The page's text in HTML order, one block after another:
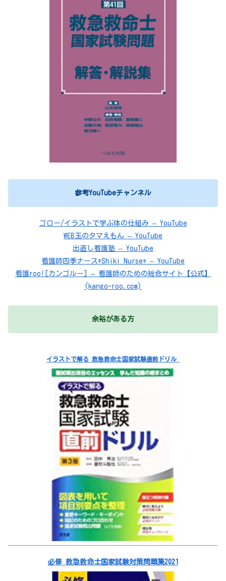
参考YouTubeチャンネル
ゴロー/イラストで学ぶ体の仕組み – YouTube
WEB玉のタマえもん – YouTube
出直し看護塾 – YouTube
看護師四季ナース*Shiki Nurse* – YouTube
看護roo![カンゴルー] – 看護師のための総合サイト【公式】
(kango-roo.com)
余裕がある方
イラストで解る 救急救命士国家試験直前ドリル
必修 救急救命士国家試験対策問題集2021